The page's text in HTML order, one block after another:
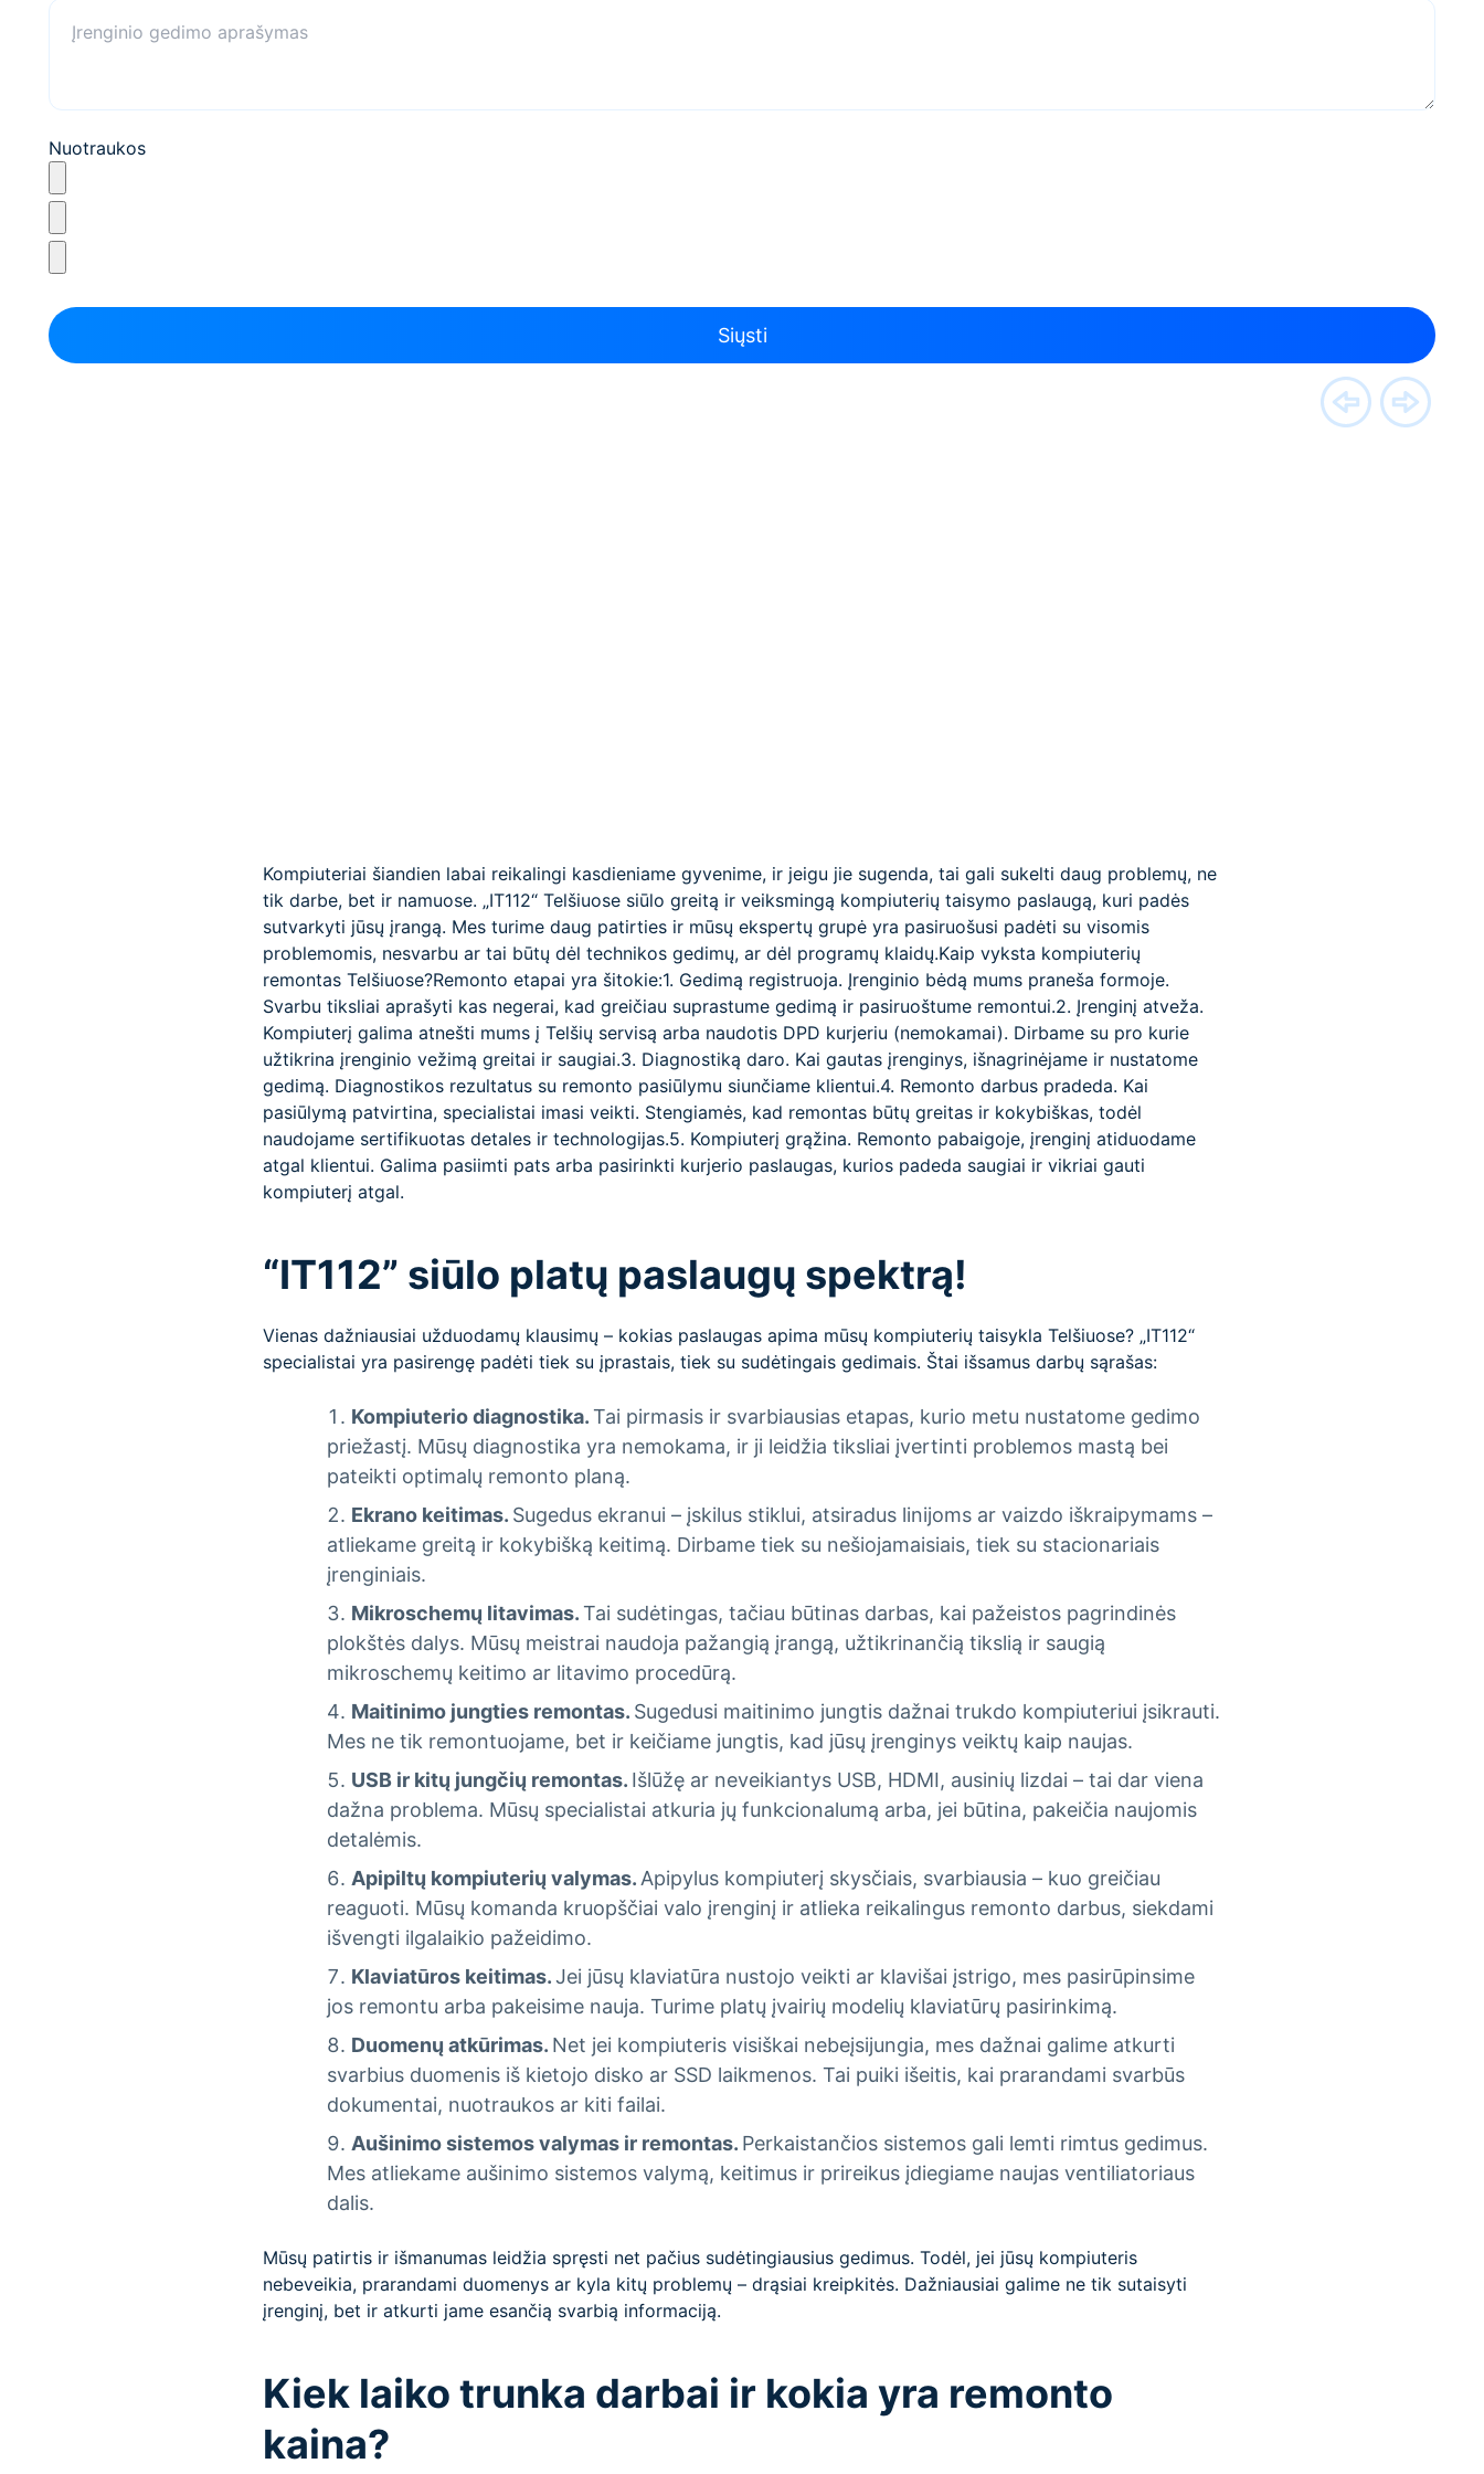
Nuotraukos
Kompiuteriai šiandien labai reikalingi kasdieniame gyvenime, ir jeigu jie sugenda, tai gali sukelti daug problemų, ne
tik darbe, bet ir namuose. „IT112“ Telšiuose siūlo greitą ir veiksmingą kompiuterių taisymo paslaugą, kuri padės
sutvarkyti jūsų įrangą. Mes turime daug patirties ir mūsų ekspertų grupė yra pasiruošusi padėti su visomis
problemomis, nesvarbu ar tai būtų dėl technikos gedimų, ar dėl programų klaidų.Kaip vyksta kompiuterių
remontas Telšiuose?Remonto etapai yra šitokie:1. Gedimą registruoja. Įrenginio bėdą mums praneša formoje.
Svarbu tiksliai aprašyti kas negerai, kad greičiau suprastume gedimą ir pasiruoštume remontui.2. Įrenginį atveža.
Kompiuterį galima atnešti mums į Telšių servisą arba naudotis DPD kurjeriu (nemokamai). Dirbame su pro kurie
užtikrina įrenginio vežimą greitai ir saugiai.3. Diagnostiką daro. Kai gautas įrenginys, išnagrinėjame ir nustatome
gedimą. Diagnostikos rezultatus su remonto pasiūlymu siunčiame klientui.4. Remonto darbus pradeda. Kai
pasiūlymą patvirtina, specialistai imasi veikti. Stengiamės, kad remontas būtų greitas ir kokybiškas, todėl
naudojame sertifikuotas detales ir technologijas.5. Kompiuterį grąžina. Remonto pabaigoje, įrenginį atiduodame
atgal klientui. Galima pasiimti pats arba pasirinkti kurjerio paslaugas, kurios padeda saugiai ir vikriai gauti
kompiuterį atgal.
“IT112” siūlo platų paslaugų spektrą!
Vienas dažniausiai užduodamų klausimų – kokias paslaugas apima mūsų kompiuterių taisykla Telšiuose? „IT112“
specialistai yra pasirengę padėti tiek su įprastais, tiek su sudėtingais gedimais. Štai išsamus darbų sąrašas:
Kompiuterio diagnostika.Tai pirmasis ir svarbiausias etapas, kurio metu nustatome gedimo
priežastį. Mūsų diagnostika yra nemokama, ir ji leidžia tiksliai įvertinti problemos mastą bei
pateikti optimalų remonto planą.
Ekrano keitimas. Sugedus ekranui – įskilus stiklui, atsiradus linijoms ar vaizdo iškraipymams –
atliekame greitą ir kokybišką keitimą. Dirbame tiek su nešiojamaisiais, tiek su stacionariais
įrenginiais.
Mikroschemų litavimas.Tai sudėtingas, tačiau būtinas darbas, kai pažeistos pagrindinės
plokštės dalys. Mūsų meistrai naudoja pažangią įrangą, užtikrinančią tikslią ir saugią
mikroschemų keitimo ar litavimo procedūrą.
Maitinimo jungties remontas. Sugedusi maitinimo jungtis dažnai trukdo kompiuteriui įsikrauti.
Mes ne tik remontuojame, bet ir keičiame jungtis, kad jūsų įrenginys veiktų kaip naujas.
USB ir kitų jungčių remontas. Išlūžę ar neveikiantys USB, HDMI, ausinių lizdai – tai dar viena
dažna problema. Mūsų specialistai atkuria jų funkcionalumą arba, jei būtina, pakeičia naujomis
detalėmis.
Apipiltų kompiuterių valymas. Apipylus kompiuterį skysčiais, svarbiausia – kuo greičiau
reaguoti. Mūsų komanda kruopščiai valo įrenginį ir atlieka reikalingus remonto darbus, siekdami
išvengti ilgalaikio pažeidimo.
Klaviatūros keitimas.Jei jūsų klaviatūra nustojo veikti ar klavišai įstrigo, mes pasirūpinsime
jos remontu arba pakeisime nauja. Turime platų įvairių modelių klaviatūrų pasirinkimą.
Duomenų atkūrimas. Net jei kompiuteris visiškai nebeįsijungia, mes dažnai galime atkurti
svarbius duomenis iš kietojo disko ar SSD laikmenos. Tai puiki išeitis, kai prarandami svarbūs
dokumentai, nuotraukos ar kiti failai.
Aušinimo sistemos valymas ir remontas. Perkaistančios sistemos gali lemti rimtus gedimus.
Mes atliekame aušinimo sistemos valymą, keitimus ir prireikus įdiegiame naujas ventiliatoriaus
dalis.
Mūsų patirtis ir išmanumas leidžia spręsti net pačius sudėtingiausius gedimus. Todėl, jei jūsų kompiuteris
nebeveikia, prarandami duomenys ar kyla kitų problemų – drąsiai kreipkitės. Dažniausiai galime ne tik sutaisyti
įrenginį, bet ir atkurti jame esančią svarbią informaciją.
Kiek laiko trunka darbai ir kokia yra remonto
kaina?